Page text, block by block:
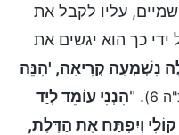
עליו לקבל את
כך הוא יגשים את
נִשְׁמְעָה קְרִיאָה, 'הִנֵּה
6)
. "הִנְנִי עוֹמֵד לְיַד
וְיִפְתַּח אֶת הַדֶּלֶת,